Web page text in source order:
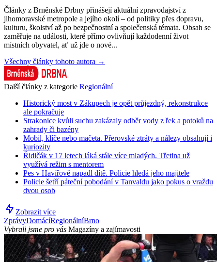
Články z Brněnské Drbny přinášejí aktuální zpravodajství z
jihomoravské metropole a jejího okolí – od politiky přes dopravu,
kulturu, školství až po bezpečnostní a společenská témata. Obsah se
zaměřuje na události, které přímo ovlivňují každodenní život
místních obyvatel, ať už jde o nové...
Všechny články tohoto autora →
Další články z kategorie Regionální
Historický most v Zákupech je opět průjezdný, rekonstrukce
ale pokračuje
Strakonice kvůli suchu zakázaly odběr vody z řek a potoků na
zahrady či bazény
Mobil, klíče nebo mačeta. Přerovské ztráty a nálezy obsahují i
kuriozity
Řidičák v 17 letech láká stále více mladých. Třetina už
využívá režim s mentorem
Pes v Havířově napadl dítě. Policie hledá jeho majitele
Policie šetří páteční pobodání v Tanvaldu jako pokus o vraždu
dvou osob
Zobrazit více
ZprávyDomácíRegionálníBrno
Vybrali jsme pro vás Magazíny a zajímavosti